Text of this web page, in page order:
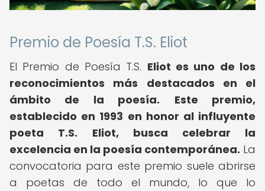
Premio de Poesía T.S. Eliot
El Premio de Poesía T.S. Eliot es uno de los
reconocimientos más destacados en el
ámbito de la poesía.
Este premio,
establecido en 1993 en honor al influyente
poeta T.S.
Eliot, busca celebrar la
excelencia en la poesía contemporánea. La
convocatoria para este premio suele abrirse
a poetas de todo el mundo, lo que lo